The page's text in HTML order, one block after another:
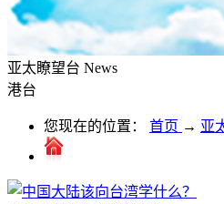
亚太瞭望台 News
港台
您现在的位置： 首页 → 亚